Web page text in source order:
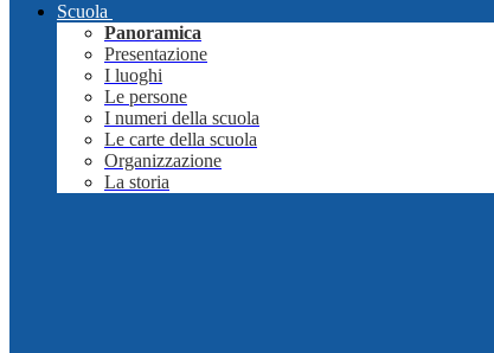
Scuola
Panoramica
Presentazione
I luoghi
Le persone
I numeri della scuola
Le carte della scuola
Organizzazione
La storia